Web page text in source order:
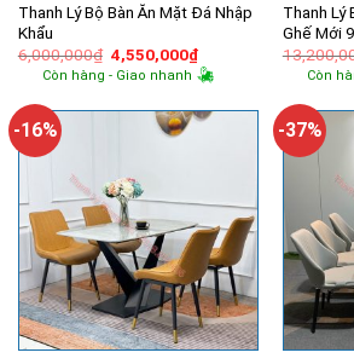
Thanh Lý Bộ Bàn Ăn Mặt Đá Nhập
Khẩu
6,000,000₫ Giá
gốc
là:
4,550,000₫Giá
hiện
tại
4,550,000₫.
Còn hàng - Giao nhanh
Thanh Lý
Ghế Mới
Còn
-16% -37%